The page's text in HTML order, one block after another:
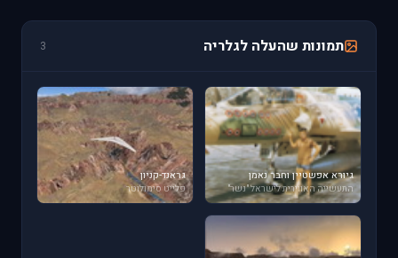
תמונות שהעלה לגלריה 3
גיורא אפשטיין וחבר נאמן
התעשייה האווירית לישראל "נשר"
גראנד-קניון
פלייט סימולוטר